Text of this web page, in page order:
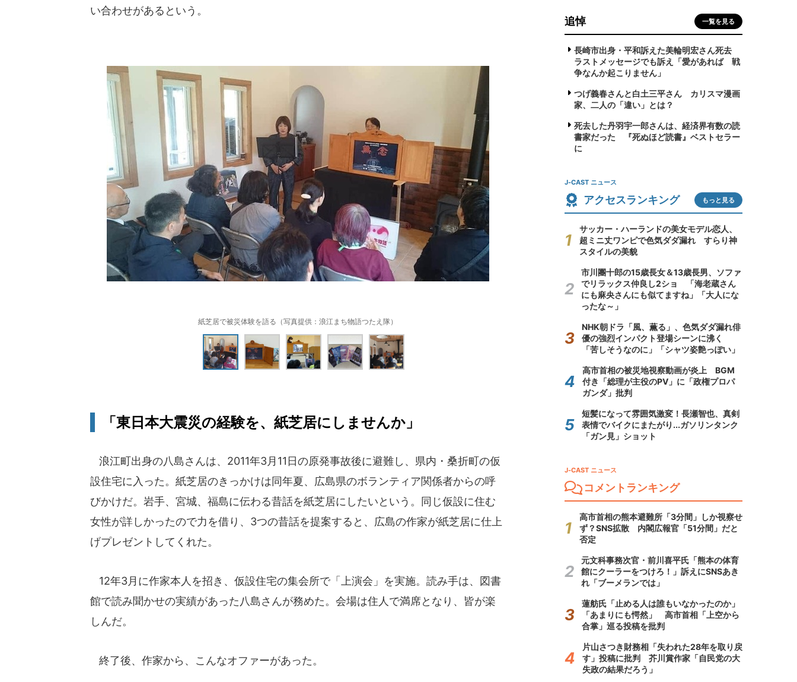
い合わせがあるという。
紙芝居で被災体験を語る（写真提供：浪江まち物語つたえ隊）
「東日本大震災の経験を、紙芝居にしませんか」
浪江町出身の八島さんは、2011年3月11日の原発事故後に避難し、県内・桑折町の仮
設住宅に入った。紙芝居のきっかけは同年夏、広島県のボランティア関係者からの呼
びかけだ。岩手、宮城、福島に伝わる昔話を紙芝居にしたいという。同じ仮設に住む
女性が詳しかったので力を借り、3つの昔話を提案すると、広島の作家が紙芝居に仕上
げプレゼントしてくれた。
12年3月に作家本人を招き、仮設住宅の集会所で「上演会」を実施。読み手は、図書
館で読み聞かせの実績があった八島さんが務めた。会場は住人で満席となり、皆が楽
しんだ。
終了後、作家から、こんなオファーがあった。
追悼 一覧を見る
長崎市出身・平和訴えた美輪明宏さん死去
ラストメッセージでも訴え「愛があれば 戦
争なんか起こりません」
つげ義春さんと白土三平さん カリスマ漫画
家、二人の「違い」とは？
死去した丹羽宇一郎さんは、経済界有数の読
書家だった 『死ぬほど読書』ベストセラー
に
J-CAST ニュース
アクセスランキング もっと見る
サッカー・ハーランドの美女モデル恋人、
超ミニ丈ワンピで色気ダダ漏れ すらり神
スタイルの美貌
市川團十郎の15歳長女＆13歳長男、ソファ
でリラックス仲良し2ショ 「海老蔵さん
にも麻央さんにも似てますね」「大人にな
ったな～」
NHK朝ドラ「風、薫る」、色気ダダ漏れ俳
優の強烈インパクト登場シーンに沸く
「苦しそうなのに」「シャツ姿艶っぽい」
高市首相の被災地視察動画が炎上 BGM
付き「総理が主役のPV」に「政権プロパ
ガンダ」批判
短髪になって雰囲気激変！長瀬智也、真剣
表情でバイクにまたがり...ガソリンタンク
「ガン見」ショット
J-CAST ニュース
コメントランキング
高市首相の熊本避難所「3分間」しか視察せ
ず？SNS拡散 内閣広報官「51分間」だと
否定
元文科事務次官・前川喜平氏「熊本の体育
館にクーラーをつけろ！」訴えにSNSあき
れ「ブーメランでは」
蓮舫氏「止める人は誰もいなかったのか」
「あまりにも愕然」 高市首相「上空から
合掌」巡る投稿を批判
片山さつき財務相「失われた28年を取り戻
す」投稿に批判 芥川賞作家「自民党の大
失政の結果だろう」